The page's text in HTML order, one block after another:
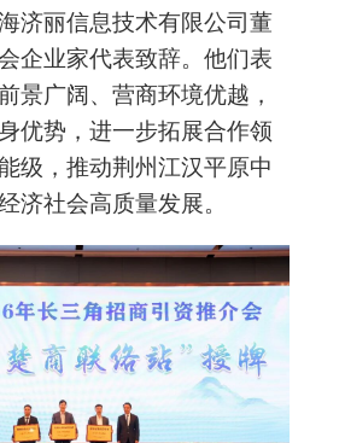
济丽信息技术有限公司董
企业家代表致辞。他们表
景广阔、营商环境优越，
优势，进一步拓展合作领
级，推动荆州江汉平原中
济社会高质量发展。